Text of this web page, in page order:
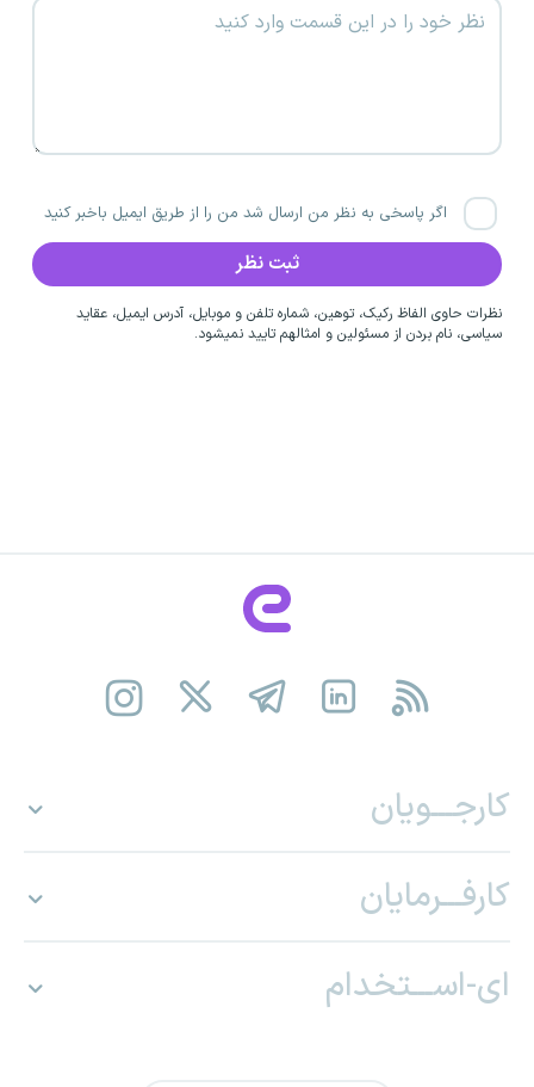
اگر پاسخی به نظر من ارسال شد من را از طریق ایمیل باخبر کنید
نظرات حاوی الفاظ رکیک، توهین، شماره تلفن و موبایل، آدرس ایمیل، عقاید
سیاسی، نام بردن از مسئولین و امثالهم تایید نمیشود.
کارجـــویان
کارفـــرمایان
ای-اســـتخدام